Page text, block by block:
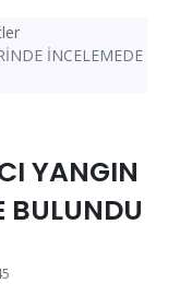
İNCELEMEDE
YANGIN
BULUNDU